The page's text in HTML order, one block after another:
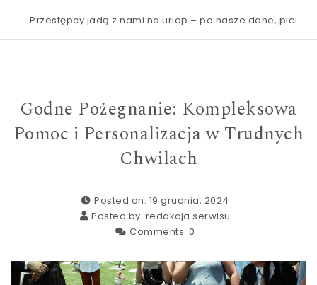
Przestępcy jadą z nami na urlop – po nasze dane, pieniądze
Godne Pożegnanie: Kompleksowa
Pomoc i Personalizacja w Trudnych
Chwilach
Posted on: 19 grudnia, 2024
Posted by: redakcja serwisu
Comments: 0